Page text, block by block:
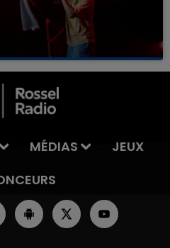
MÉDIAS
JEUX